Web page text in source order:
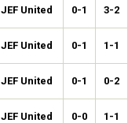
JEF United 0-1 3-2
JEF United 0-1 1-1
JEF United 0-1 0-2
JEF United 0-0 1-1